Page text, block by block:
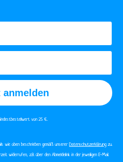
anmelden
von 25 €.​
wie oben beschrieben gemäß unsererDatenschutzerklärung zu.
widerrufen, z.B. über den Abmeldelink in der jeweiligen E-Mail.